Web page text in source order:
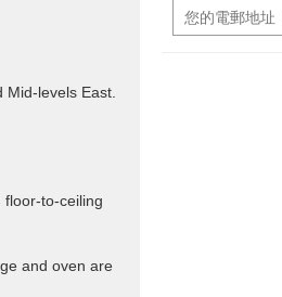
levels East.
to-ceiling
and oven are